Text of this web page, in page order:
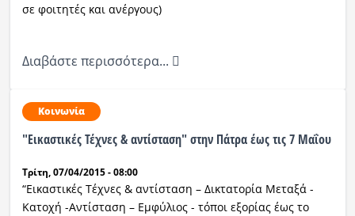
σε φοιτητές και ανέργους)
Διαβάστε περισσότερα...
Κοινωνία
"Εικαστικές Τέχνες & αντίσταση" στην Πάτρα έως τις 7 Μαΐου
Τρίτη, 07/04/2015 - 08:00
“Εικαστικές Τέχνες & αντίσταση – Δικτατορία Μεταξά -
Κατοχή -Αντίσταση – Εμφύλιος - τόποι εξορίας έως το